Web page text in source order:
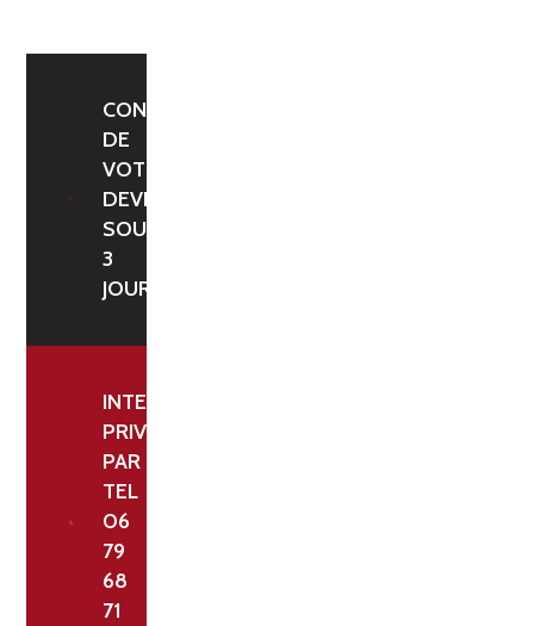
CONFIRMATION
DE
VOTRE
DEVIS
SOUS
3
JOURS
INTERLOCUTEUR
PRIVILÉGIÉ
PAR
TEL
06
79
68
71